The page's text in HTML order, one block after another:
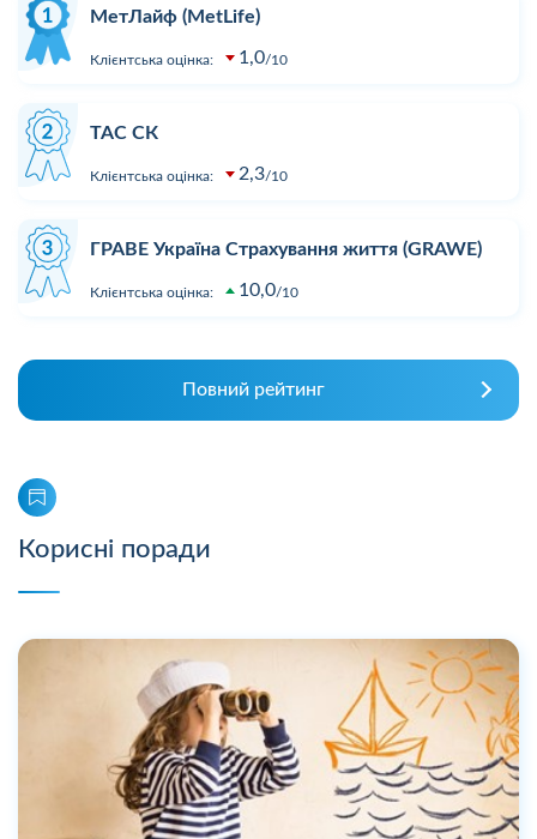
МетЛайф (MetLife)
Клієнтська оцінка: 1,0 10
ТАС СК
Клієнтська оцінка: 2,3 10
ГРАВЕ Україна Страхування життя (GRAWE)
Клієнтська оцінка: 10,0 10
Повний рейтинг
Корисні поради